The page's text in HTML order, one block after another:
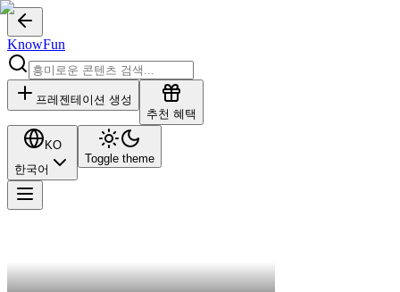
KnowFun
프레젠테이션 생성
추천 혜택
KO
한국어
Toggle theme